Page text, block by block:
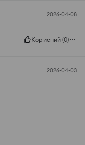
2026-04-08
Корисний (0)
2026-04-03